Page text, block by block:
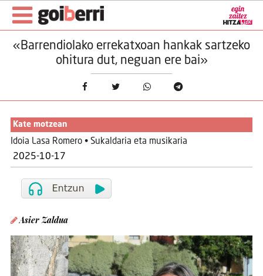
«Barrendiolako errekatxoan hankak sartzeko
ohitura dut, neguan ere bai»
Kate motzean
Idoia Lasa Romero • Sukaldaria eta musikaria
2025-10-17
Asier Zaldua